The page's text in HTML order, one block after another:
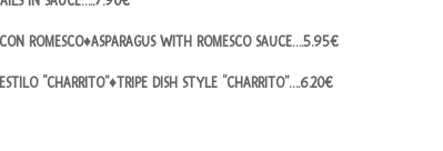
ROMESCO♦ASPARAGUS WITH ROMESCO SAUCE….5.95€
“CHARRITO”♦TRIPE DISH STYLE “CHARRITO”….6.20€